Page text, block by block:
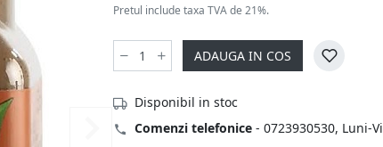
Pretul include taxa TVA de 21%.
ADAUGA IN COS
Disponibil in stoc
Comenzi telefonice - 0723930530, Luni-